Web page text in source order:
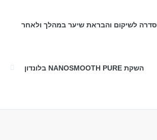
NANOKPLEX סדרה לשיקום והבראת שיער במהלך ולאחר
השקת NANOSMOOTH PURE בלונדון